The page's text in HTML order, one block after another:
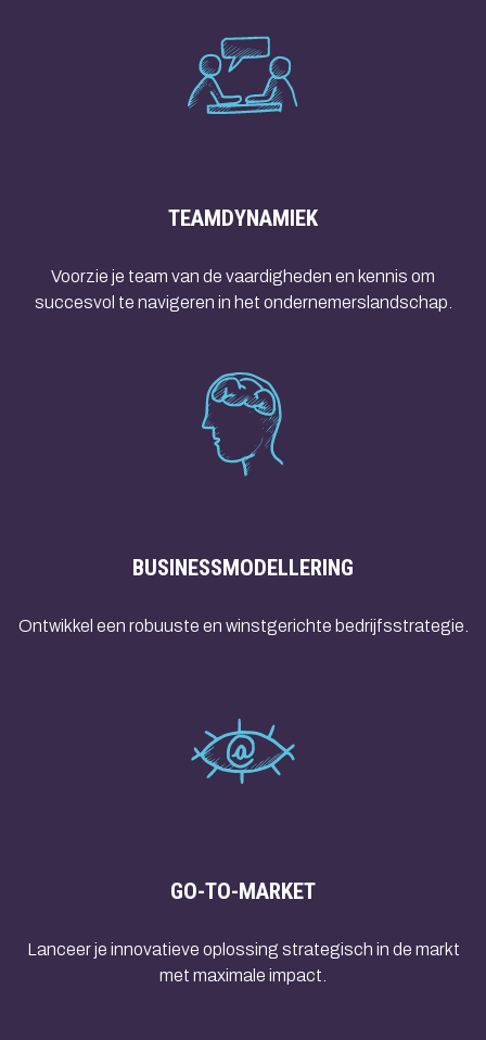
TEAMDYNAMIEK
Voorzie je team van de vaardigheden en kennis om
succesvol te navigeren in het ondernemerslandschap.
BUSINESSMODELLERING
Ontwikkel een robuuste en winstgerichte bedrijfsstrategie.
GO-TO-MARKET
Lanceer je innovatieve oplossing strategisch in de markt
met maximale impact.